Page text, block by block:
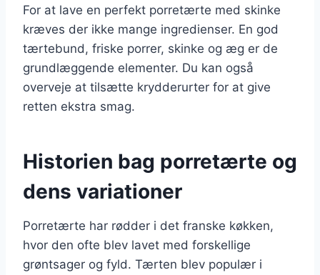
For at lave en perfekt porretærte med skinke
kræves der ikke mange ingredienser. En god
tærtebund, friske porrer, skinke og æg er de
grundlæggende elementer. Du kan også
overveje at tilsætte krydderurter for at give
retten ekstra smag.
Historien bag porretærte og
dens variationer
Porretærte har rødder i det franske køkken,
hvor den ofte blev lavet med forskellige
grøntsager og fyld. Tærten blev populær i